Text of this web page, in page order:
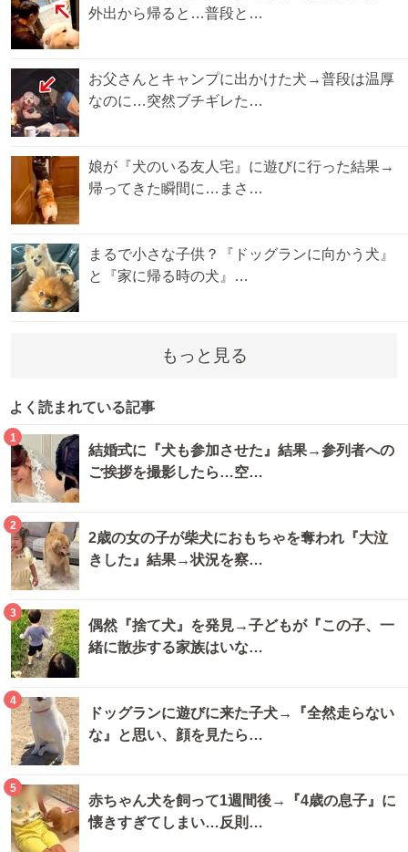
外出から帰ると…普段と…
お父さんとキャンプに出かけた犬→普段は温厚
なのに…突然ブチギレた…
娘が『犬のいる友人宅』に遊びに行った結果→
帰ってきた瞬間に…まさ…
まるで小さな子供？『ドッグランに向かう犬』
と『家に帰る時の犬』…
もっと見る
よく読まれている記事
1
結婚式に『犬も参加させた』結果→参列者への
ご挨拶を撮影したら…空…
2
2歳の女の子が柴犬におもちゃを奪われ『大泣
きした』結果→状況を察…
3
偶然『捨て犬』を発見→子どもが『この子、一
緒に散歩する家族はいな…
4
ドッグランに遊びに来た子犬→『全然走らない
な』と思い、顔を見たら…
5
赤ちゃん犬を飼って1週間後→『4歳の息子』に
懐きすぎてしまい…反則…